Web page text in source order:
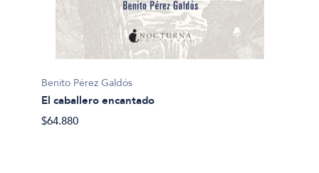
Benito Pérez Galdós
El caballero encantado
$64.880